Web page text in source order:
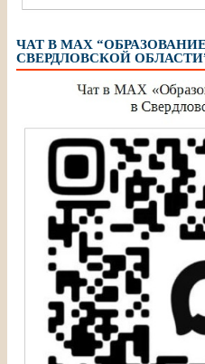
ЧАТ В МАХ
СВЕРДЛОВСКОЙ